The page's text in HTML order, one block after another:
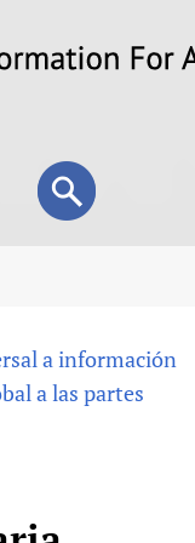
Search
form
Search
All)
a información
a las partes